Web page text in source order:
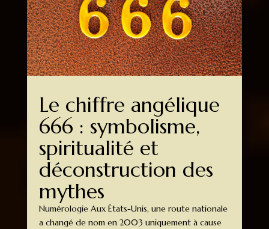
Le chiffre angélique
666 : symbolisme,
spiritualité et
déconstruction des
mythes
Numérologie Aux États-Unis, une route nationale
a changé de nom en 2003 uniquement à cause